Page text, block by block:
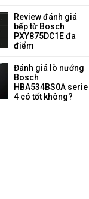
Review đánh giá
bếp từ Bosch
PXY875DC1E đa
điểm
Đánh giá lò nướng
Bosch
HBA534BS0A serie
4 có tốt không?